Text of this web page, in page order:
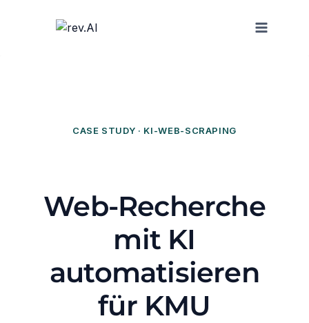
CASE STUDY · KI-WEB-SCRAPING
Web-Recherche
mit KI
automatisieren
für KMU